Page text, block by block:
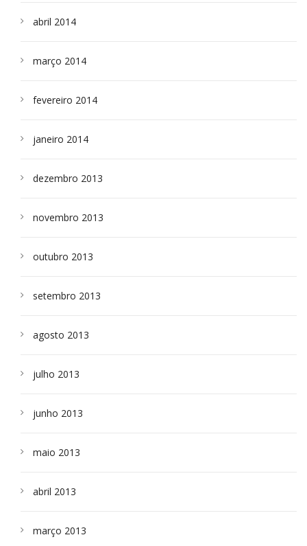
abril 2014
março 2014
fevereiro 2014
janeiro 2014
dezembro 2013
novembro 2013
outubro 2013
setembro 2013
agosto 2013
julho 2013
junho 2013
maio 2013
abril 2013
março 2013